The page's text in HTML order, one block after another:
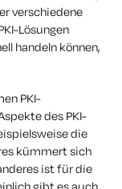
verschiedene
Lösungen
handeln können,
PKI-
des PKI-
die
kümmert sich
ist für die